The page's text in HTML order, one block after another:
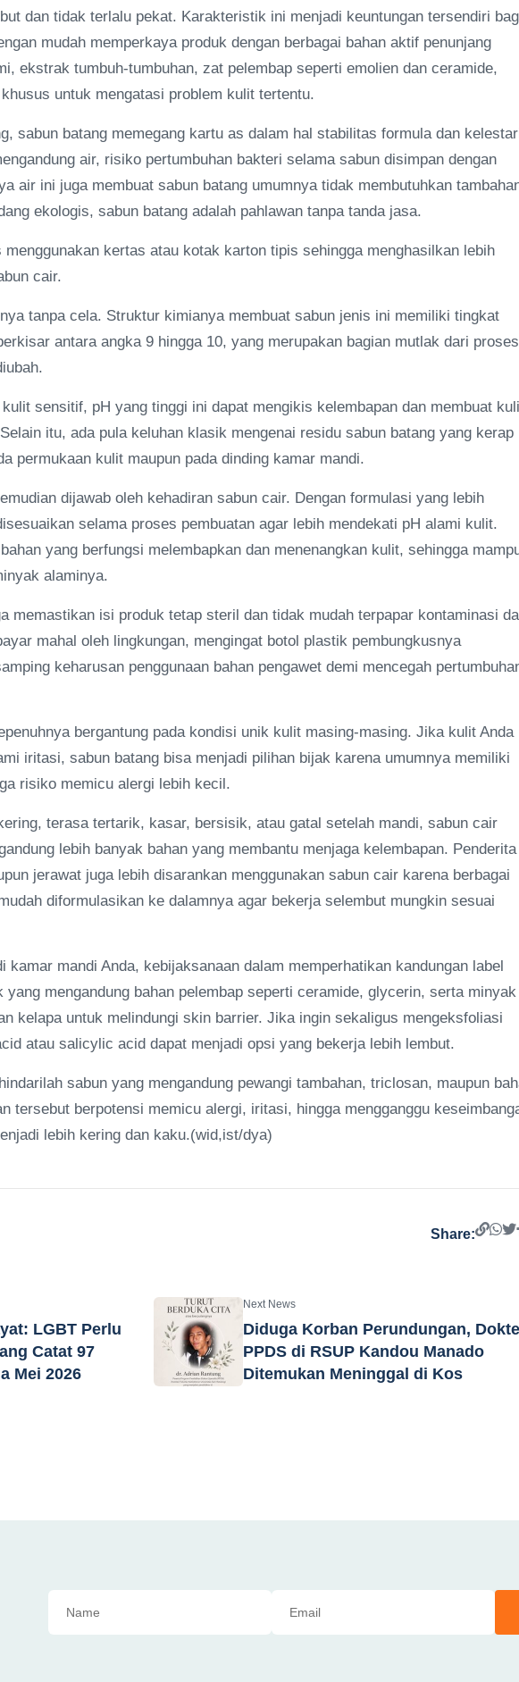
dan tidak terlalu pekat. Karakteristik ini menjadi keuntungan tersendiri
mudah memperkaya produk dengan berbagai bahan aktif penunjang
ekstrak tumbuh-tumbuhan, zat pelembap seperti emolien dan ceramide,
untuk mengatasi problem kulit tertentu.
sabun batang memegang kartu as dalam hal stabilitas formula dan
air, risiko pertumbuhan bakteri selama sabun disimpan dengan
air ini juga membuat sabun batang umumnya tidak membutuhkan
ekologis, sabun batang adalah pahlawan tanpa tanda jasa.
kertas atau kotak karton tipis sehingga menghasilkan lebih
cair.
tanpa cela. Struktur kimianya membuat sabun jenis ini memiliki tingkat
antara angka 9 hingga 10, yang merupakan bagian mutlak dari proses
sensitif, pH yang tinggi ini dapat mengikis kelembapan dan membuat
itu, ada pula keluhan klasik mengenai residu sabun batang yang kerap
permukaan kulit maupun pada dinding kamar mandi.
dijawab oleh kehadiran sabun cair. Dengan formulasi yang lebih
selama proses pembuatan agar lebih mendekati pH alami kulit.
yang berfungsi melembapkan dan menenangkan kulit, sehingga
alaminya.
memastikan isi produk tetap steril dan tidak mudah terpapar kontaminasi
mahal oleh lingkungan, mengingat botol plastik pembungkusnya
keharusan penggunaan bahan pengawet demi mencegah
bergantung pada kondisi unik kulit masing-masing. Jika kulit Anda
iritasi, sabun batang bisa menjadi pilihan bijak karena umumnya memiliki
risiko memicu alergi lebih kecil.
terasa tertarik, kasar, bersisik, atau gatal setelah mandi, sabun cair
lebih banyak bahan yang membantu menjaga kelembapan. Penderita
jerawat juga lebih disarankan menggunakan sabun cair karena berbagai
diformulasikan ke dalamnya agar bekerja selembut mungkin sesuai
kamar mandi Anda, kebijaksanaan dalam memperhatikan kandungan label
mengandung bahan pelembap seperti ceramide, glycerin, serta minyak
kelapa untuk melindungi skin barrier. Jika ingin sekaligus mengeksfoliasi
atau salicylic acid dapat menjadi opsi yang bekerja lebih lembut.
sabun yang mengandung pewangi tambahan, triclosan, maupun
tersebut berpotensi memicu alergi, iritasi, hingga mengganggu
lebih kering dan kaku.(wid,ist/dya)
Share:
LGBT Perlu
Catat 97
Mei 2026
Next News
Diduga Korban Perundungan,
PPDS di RSUP Kandou Manado
Ditemukan Meninggal di Kos